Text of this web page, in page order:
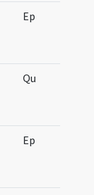
Ep
Qu
Ep